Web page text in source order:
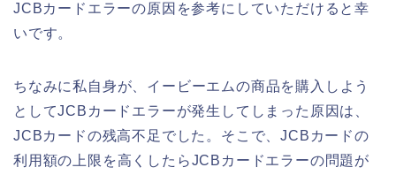
JCBカードエラーの原因を参考にしていただけると幸
いです。
ちなみに私自身が、イービーエムの商品を購入しよう
としてJCBカードエラーが発生してしまった原因は、
JCBカードの残高不足でした。そこで、JCBカードの
利用額の上限を高くしたらJCBカードエラーの問題が